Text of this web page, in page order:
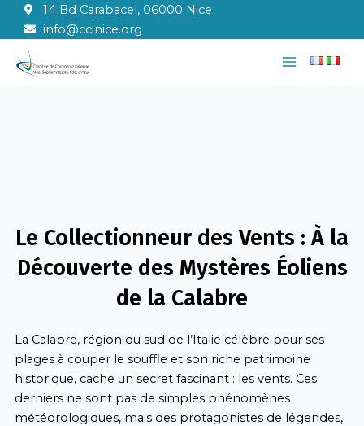
contenu
14 Bd Carabacel, 06000 Nice
info@ccinice.org
Main
Le Collectionneur des Vents : À la
Découverte des Mystères Éoliens
de la Calabre
La Calabre, région du sud de l’Italie célèbre pour ses
plages à couper le souffle et son riche patrimoine
historique, cache un secret fascinant : les vents. Ces
derniers ne sont pas de simples phénomènes
météorologiques, mais des protagonistes de légendes,